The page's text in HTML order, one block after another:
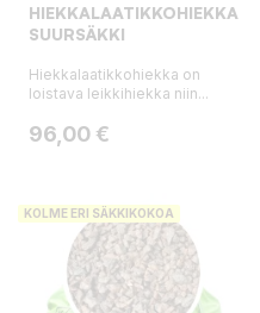
HIEKKALAATIKKOHIEKKA,
SUURSÄKKI
Hiekkalaatikkohiekka on
loistava leikkihiekka niin...
Hinta
96,00 €
KOLME ERI SÄKKIKOKOA